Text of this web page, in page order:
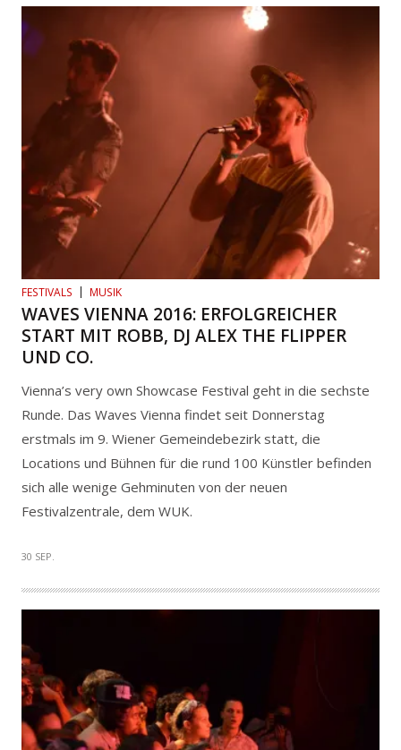
FESTIVALS MUSIK
WAVES VIENNA 2016: ERFOLGREICHER
START MIT ROBB, DJ ALEX THE FLIPPER
UND CO.
Vienna’s very own Showcase Festival geht in die sechste
Runde. Das Waves Vienna findet seit Donnerstag
erstmals im 9. Wiener Gemeindebezirk statt, die
Locations und Bühnen für die rund 100 Künstler befinden
sich alle wenige Gehminuten von der neuen
Festivalzentrale, dem WUK.
30 SEP.